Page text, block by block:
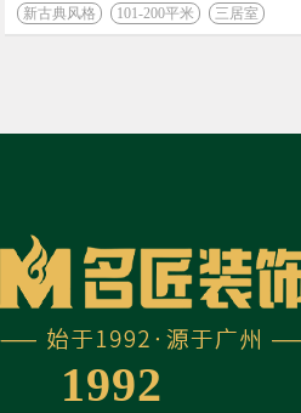
新古典风格 101-200平米 三居室
1992